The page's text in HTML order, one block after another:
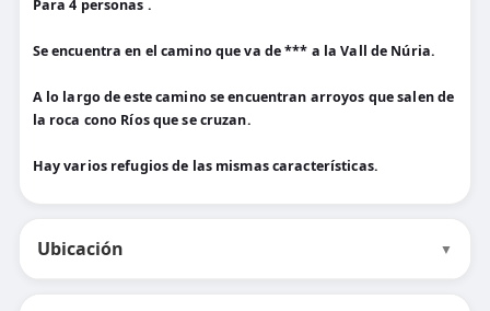
Para 4 personas .
Se encuentra en el camino que va de *** a la Vall de Núria.
A lo largo de este camino se encuentran arroyos que salen de
la roca cono Ríos que se cruzan.
Hay varios refugios de las mismas características.
Ubicación ▼